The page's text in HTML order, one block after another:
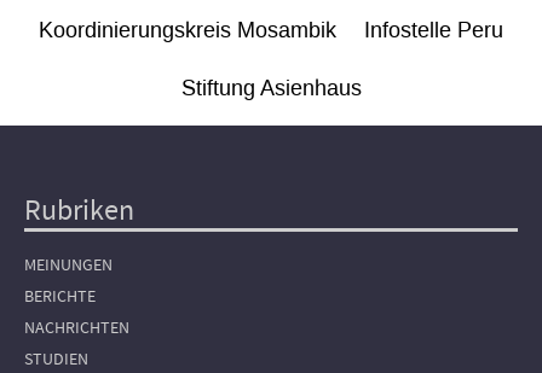
Koordinierungskreis Mosambik Infostelle Peru
Stiftung Asienhaus
Hauptnavigation
Rubriken
MEINUNGEN
BERICHTE
NACHRICHTEN
STUDIEN